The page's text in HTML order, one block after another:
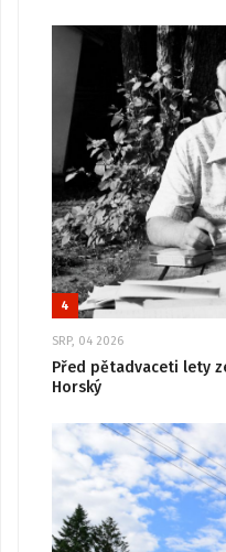
4
SRP, 04 2026
Před pětadvaceti lety
Horský